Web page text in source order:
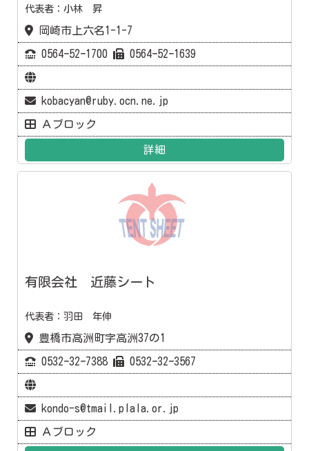
代表者：小林 昇
岡崎市上六名1-1-7
0564ｰ52ｰ1700 0564ｰ52ｰ1639
kobacyan@ruby.ocn.ne.jp
Ａブロック
詳細
有限会社 近藤シート
代表者：羽田 年伸
豊橋市高洲町字高洲37の1
0532ｰ32ｰ7388 0532ｰ32ｰ3567
kondo-s@tmail.plala.or.jp
Ａブロック